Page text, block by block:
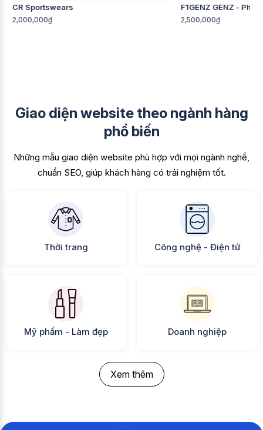
CR Sportswears
2,000,000₫
F1GENZ GENZ - Phá
2,500,000₫
Giao diện website theo ngành hàng
phổ biến
Những mẫu giao diện website phù hợp với mọi ngành nghề,
chuẩn SEO, giúp khách hàng có trải nghiệm tốt.
Thời trang Công nghệ - Điện tử
Mỹ phẩm - Làm đẹp Doanh nghiệp
Xem thêm